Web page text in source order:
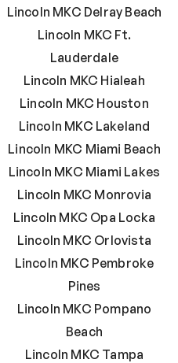
Lincoln MKC Delray Beach
Lincoln MKC Ft.
Lauderdale
Lincoln MKC Hialeah
Lincoln MKC Houston
Lincoln MKC Lakeland
Lincoln MKC Miami Beach
Lincoln MKC Miami Lakes
Lincoln MKC Monrovia
Lincoln MKC Opa Locka
Lincoln MKC Orlovista
Lincoln MKC Pembroke
Pines
Lincoln MKC Pompano
Beach
Lincoln MKC Tampa